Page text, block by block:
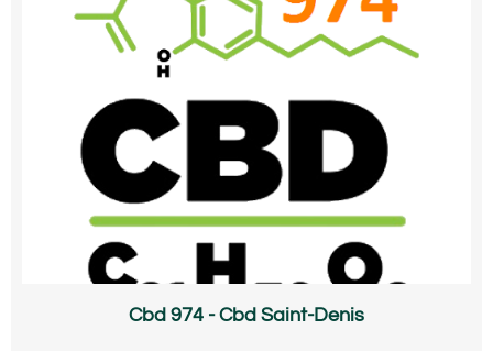
Cbd 974 - Cbd Saint-Denis